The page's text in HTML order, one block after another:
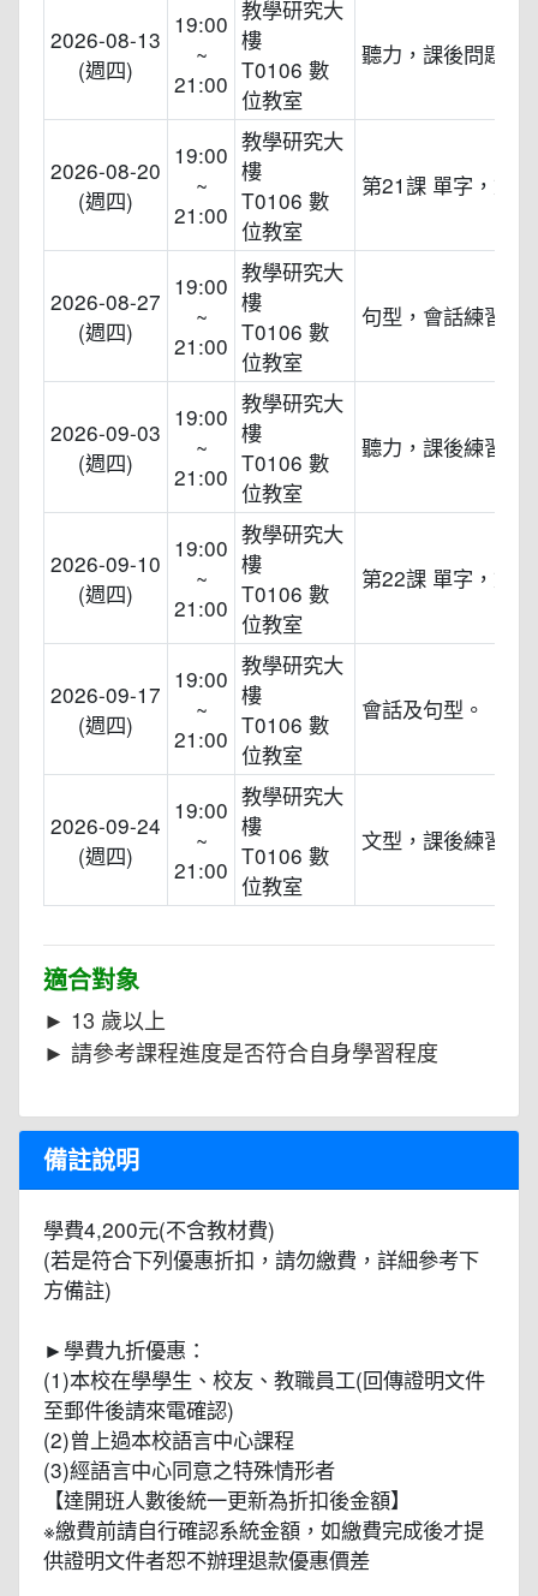
2026-08-13
(週四)
19:00
~
21:00
教學研究大
樓
T0106 數
位教室
聽力，課後問題討
2026-08-20
(週四)
19:00
~
21:00
教學研究大
樓
T0106 數
位教室
第21課 單字，文
2026-08-27
(週四)
19:00
~
21:00
教學研究大
樓
T0106 數
位教室
句型，會話練習。
2026-09-03
(週四)
19:00
~
21:00
教學研究大
樓
T0106 數
位教室
聽力，課後練習。
2026-09-10
(週四)
19:00
~
21:00
教學研究大
樓
T0106 數
位教室
第22課 單字，文
2026-09-17
(週四)
19:00
~
21:00
教學研究大
樓
T0106 數
位教室
會話及句型。
2026-09-24
(週四)
19:00
~
21:00
教學研究大
樓
T0106 數
位教室
文型，課後練習。
適合對象
► 13 歲以上
► 請參考課程進度是否符合自身學習程度
備註說明
學費4,200元(不含教材費)
(若是符合下列優惠折扣，請勿繳費，詳細參考下
方備註)
►學費九折優惠：
(1)本校在學學生、校友、教職員工(回傳證明文件
至郵件後請來電確認)
(2)曾上過本校語言中心課程
(3)經語言中心同意之特殊情形者
【達開班人數後統一更新為折扣後金額】
※繳費前請自行確認系統金額，如繳費完成後才提
供證明文件者恕不辦理退款優惠價差